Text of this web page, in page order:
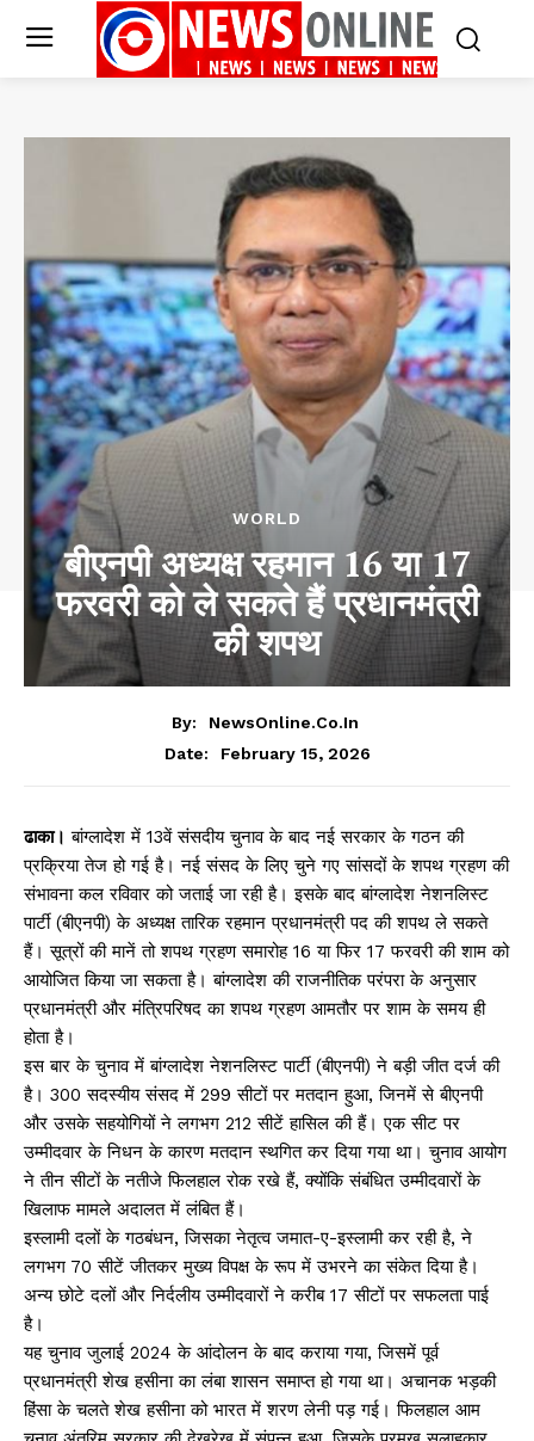
WORLD
बीएनपी अध्यक्ष रहमान 16 या 17
फरवरी को ले सकते हैं प्रधानमंत्री
की शपथ
By:
NewsOnline.co.in
Date:
February 15, 2026
ढाका। बांग्लादेश में 13वें संसदीय चुनाव के बाद नई सरकार के गठन की
प्रक्रिया तेज हो गई है। नई संसद के लिए चुने गए सांसदों के शपथ ग्रहण की
संभावना कल रविवार को जताई जा रही है। इसके बाद बांग्लादेश नेशनलिस्ट
पार्टी (बीएनपी) के अध्यक्ष तारिक रहमान प्रधानमंत्री पद की शपथ ले सकते
हैं। सूत्रों की मानें तो शपथ ग्रहण समारोह 16 या फिर 17 फरवरी की शाम को
आयोजित किया जा सकता है। बांग्लादेश की राजनीतिक परंपरा के अनुसार
प्रधानमंत्री और मंत्रिपरिषद का शपथ ग्रहण आमतौर पर शाम के समय ही
होता है।
इस बार के चुनाव में बांग्लादेश नेशनलिस्ट पार्टी (बीएनपी) ने बड़ी जीत दर्ज की
है। 300 सदस्यीय संसद में 299 सीटों पर मतदान हुआ, जिनमें से बीएनपी
और उसके सहयोगियों ने लगभग 212 सीटें हासिल की हैं। एक सीट पर
उम्मीदवार के निधन के कारण मतदान स्थगित कर दिया गया था। चुनाव आयोग
ने तीन सीटों के नतीजे फिलहाल रोक रखे हैं, क्योंकि संबंधित उम्मीदवारों के
खिलाफ मामले अदालत में लंबित हैं।
इस्लामी दलों के गठबंधन, जिसका नेतृत्व जमात-ए-इस्लामी कर रही है, ने
लगभग 70 सीटें जीतकर मुख्य विपक्ष के रूप में उभरने का संकेत दिया है।
अन्य छोटे दलों और निर्दलीय उम्मीदवारों ने करीब 17 सीटों पर सफलता पाई
है।
यह चुनाव जुलाई 2024 के आंदोलन के बाद कराया गया, जिसमें पूर्व
प्रधानमंत्री शेख हसीना का लंबा शासन समाप्त हो गया था। अचानक भड़की
हिंसा के चलते शेख हसीना को भारत में शरण लेनी पड़ गई। फिलहाल आम